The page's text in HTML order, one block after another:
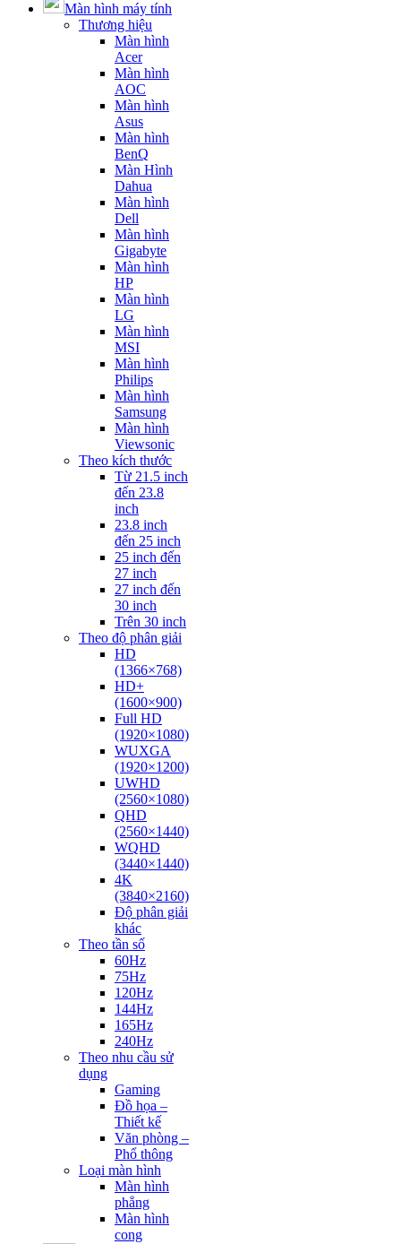
Màn hình máy tính
Thương hiệu
Màn hình
Acer
Màn hình
AOC
Màn hình
Asus
Màn hình
BenQ
Màn Hình
Dahua
Màn hình
Dell
Màn hình
Gigabyte
Màn hình
HP
Màn hình
LG
Màn hình
MSI
Màn hình
Philips
Màn hình
Samsung
Màn hình
Viewsonic
Theo kích thước
Từ 21.5 inch
đến 23.8
inch
23.8 inch
đến 25 inch
25 inch đến
27 inch
27 inch đến
30 inch
Trên 30 inch
Theo độ phân giải
HD
(1366×768)
HD+
(1600×900)
Full HD
(1920×1080)
WUXGA
(1920×1200)
UWHD
(2560×1080)
QHD
(2560×1440)
WQHD
(3440×1440)
4K
(3840×2160)
Độ phân giải
khác
Theo tần số
60Hz
75Hz
120Hz
144Hz
165Hz
240Hz
Theo nhu cầu sử
dụng
Gaming
Đồ họa –
Thiết kế
Văn phòng –
Phổ thông
Loại màn hình
Màn hình
phẳng
Màn hình
cong